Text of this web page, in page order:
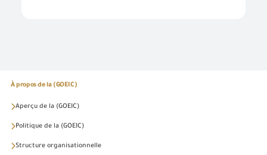
À propos de la (GOEIC)
Aperçu de la (GOEIC)
Politique de la (GOEIC)
Structure organisationnelle